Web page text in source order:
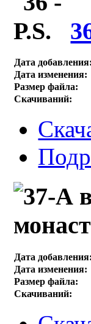
Дата добавления:
Дата изменения:
Размер файла:
Скачиваний:
Дата добавления:
Дата изменения:
Размер файла:
Скачиваний: